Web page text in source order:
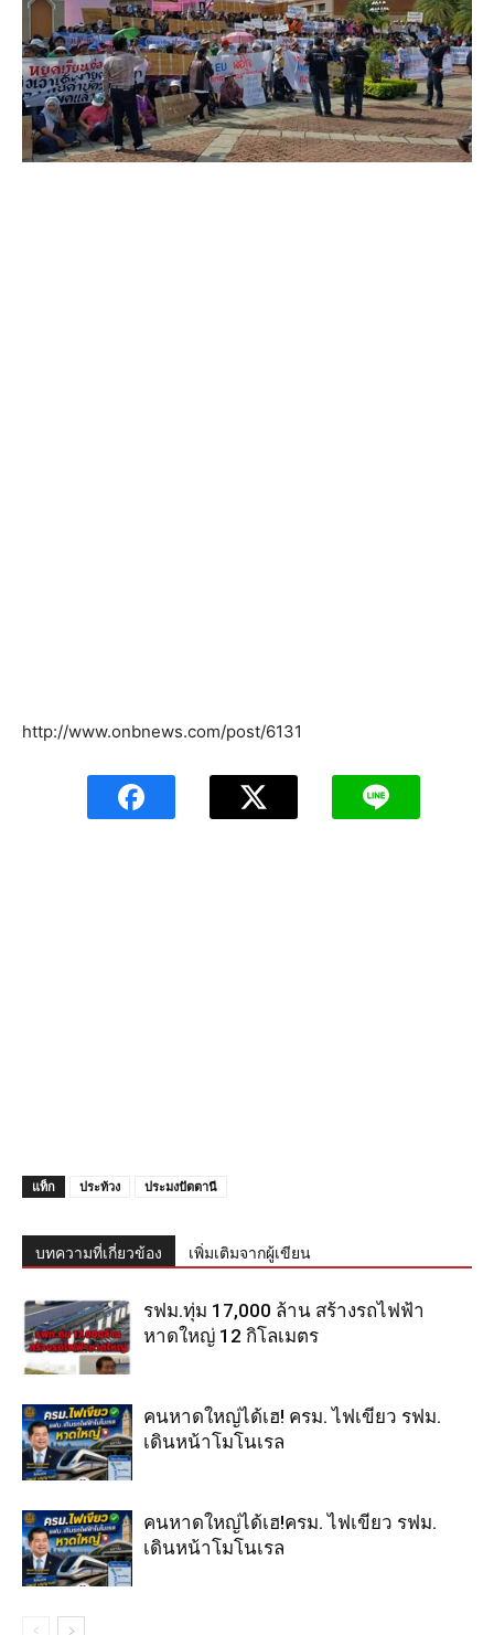
http://www.onbnews.com/post/6131
แท็ก ประท้วง ประมงปัตตานี
บทความที่เกี่ยวข้อง เพิ่มเติมจากผู้เขียน
รฟม.ทุ่ม 17,000 ล้าน สร้างรถไฟฟ้า
หาดใหญ่ 12 กิโลเมตร
คนหาดใหญ่ได้เฮ! ครม. ไฟเขียว รฟม.
เดินหน้าโมโนเรล
คนหาดใหญ่ได้เฮ!ครม. ไฟเขียว รฟม.
เดินหน้าโมโนเรล